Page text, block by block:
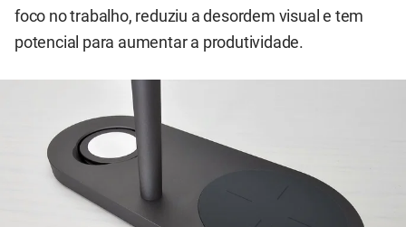
foco no trabalho, reduziu a desordem visual e tem
potencial para aumentar a produtividade.